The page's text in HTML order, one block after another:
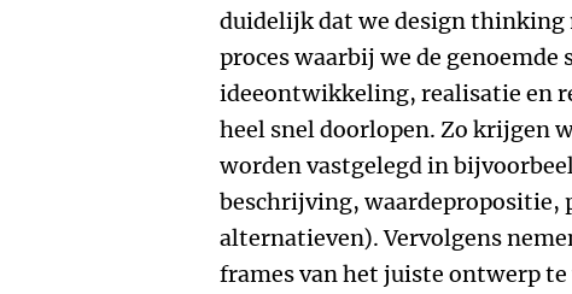
duidelijk dat we design thinking
proces waarbij we de
ideeontwikkeling, realisatie en
heel snel doorlopen. Zo krijgen
worden vastgelegd in
beschrijving,
alternatieven). Vervolgens
frames van het juiste ontwerp